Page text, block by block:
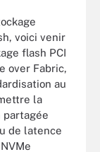
voici venir
flash PCI
over Fabric,
au
la
partagée
de latence